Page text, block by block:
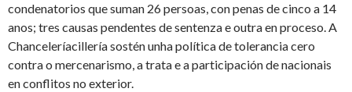
condenatorios que suman 26 persoas, con penas de cinco a 14
anos; tres causas pendentes de sentenza e outra en proceso. A
Chanceleríacillería sostén unha política de tolerancia cero
contra o mercenarismo, a trata e a participación de nacionais
en conflitos no exterior.